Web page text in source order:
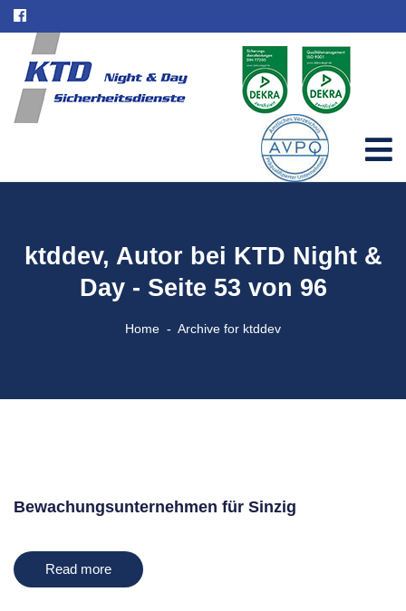
ktddev, Autor bei KTD Night &
Day - Seite 53 von 96
Home Archive for ktddev
Bewachungsunternehmen für Sinzig
Read more